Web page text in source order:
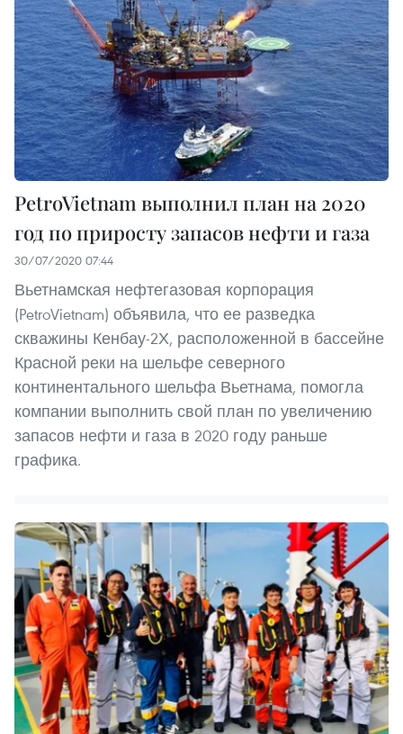
PetroVietnam выполнил план на 2020
год по приросту запасов нефти и газа
30/07/2020 07:44
Вьетнамская нефтегазовая корпорация
(PetroVietnam) объявила, что ее разведка
скважины Кенбау-2Х, расположенной в бассейне
Красной реки на шельфе северного
континентального шельфа Вьетнама, помогла
компании выполнить свой план по увеличению
запасов нефти и газа в 2020 году раньше
графика.